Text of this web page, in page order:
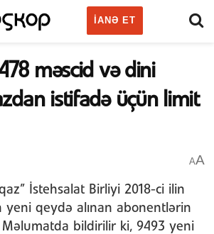
IANƏ ET
məscid və dini
istifadə üçün limit
AA
İstehsalat Birliyi 2018-ci ilin
yeni qeydə alınan abonentlərin
Məlumatda bildirilir ki, 9493 yeni